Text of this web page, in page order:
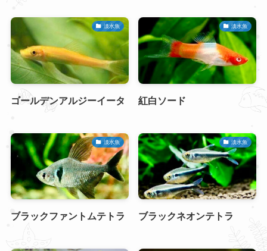
淡水魚
ゴールデンアルジーイータ
淡水魚
紅白ソード
淡水魚
ブラックファントムテトラ
淡水魚
ブラックネオンテトラ